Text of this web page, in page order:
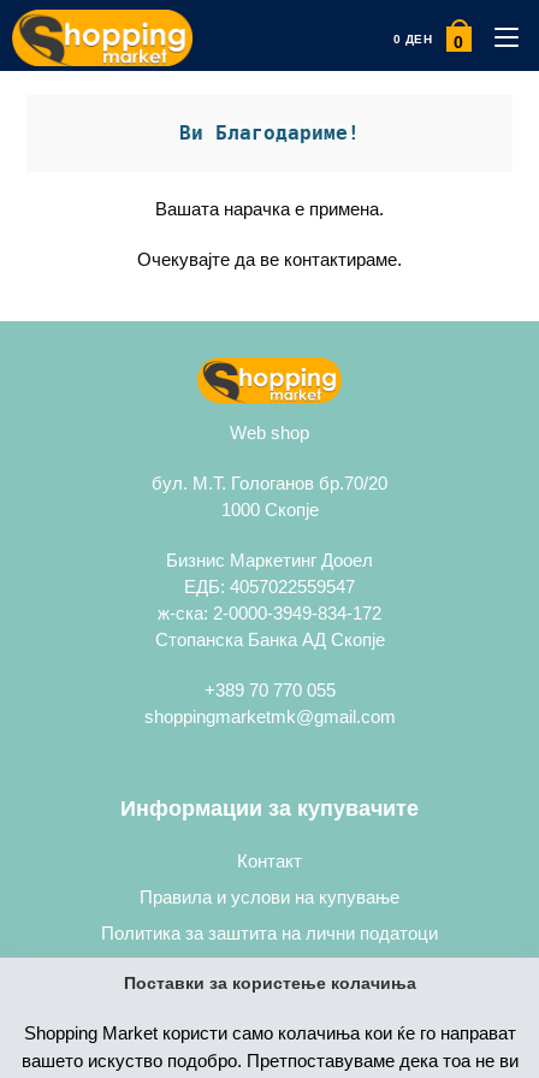
0 ДЕН 0
Ви Благодариме!
Вашата нарачка е примена.
Очекувајте да ве контактираме.
Web shop
бул. М.Т. Гологанов бр.70/20
1000 Скопје
Бизнис Маркетинг Дооел
ЕДБ: 4057022559547
ж-ска: 2-0000-3949-834-172
Стопанска Банка АД Скопје
+389 70 770 055
shoppingmarketmk@gmail.com
Информации за купувачите
Контакт
Правила и услови на купување
Политика за заштита на лични податоци
Поставки за користење колачиња
Shopping Market користи само колачиња кои ќе го направат
вашето искуство подобро. Претпоставуваме дека тоа не ви